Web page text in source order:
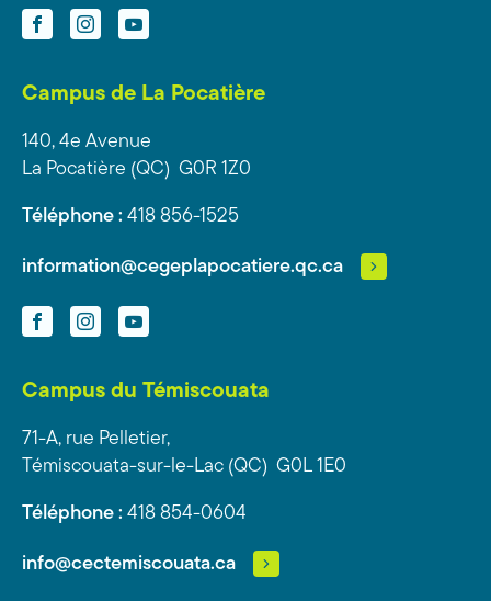
FacebookInstagramYouTube
Campus de La Pocatière
140, 4e Avenue
La Pocatière (QC) G0R 1Z0
Téléphone : 418 856-1525
information@cegeplapocatiere.qc.ca
FacebookInstagramYouTube
Campus du Témiscouata
71-A, rue Pelletier,
Témiscouata-sur-le-Lac (QC) G0L 1E0
Téléphone : 418 854-0604
info@cectemiscouata.ca